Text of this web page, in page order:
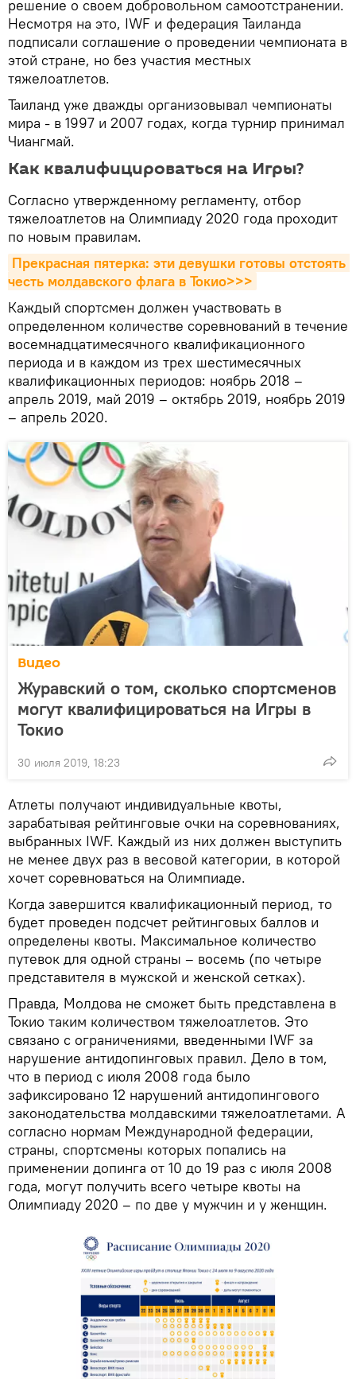
решение о своем добровольном самоотстранении.
Несмотря на это, IWF и федерация Таиланда
подписали соглашение о проведении чемпионата в
этой стране, но без участия местных
тяжелоатлетов.
Таиланд уже дважды организовывал чемпионаты
мира - в 1997 и 2007 годах, когда турнир принимал
Чиангмай.
Как квалифицироваться на Игры?
Согласно утвержденному регламенту, отбор
тяжелоатлетов на Олимпиаду 2020 года проходит
по новым правилам.
Прекрасная пятерка: эти девушки готовы отстоять
честь молдавского флага в Токио>>>
Каждый спортсмен должен участвовать в
определенном количестве соревнований в течение
восемнадцатимесячного квалификационного
периода и в каждом из трех шестимесячных
квалификационных периодов: ноябрь 2018 –
апрель 2019, май 2019 – октябрь 2019, ноябрь 2019
– апрель 2020.
Видео
Журавский о том, сколько спортсменов
могут квалифицироваться на Игры в
Токио
30 июля 2019, 18:23
Атлеты получают индивидуальные квоты,
зарабатывая рейтинговые очки на соревнованиях,
выбранных IWF. Каждый из них должен выступить
не менее двух раз в весовой категории, в которой
хочет соревноваться на Олимпиаде.
Когда завершится квалификационный период, то
будет проведен подсчет рейтинговых баллов и
определены квоты. Максимальное количество
путевок для одной страны – восемь (по четыре
представителя в мужской и женской сетках).
Правда, Молдова не сможет быть представлена в
Токио таким количеством тяжелоатлетов. Это
связано с ограничениями, введенными IWF за
нарушение антидопинговых правил. Дело в том,
что в период с июля 2008 года было
зафиксировано 12 нарушений антидопингового
законодательства молдавскими тяжелоатлетами. А
согласно нормам Международной федерации,
страны, спортсмены которых попались на
применении допинга от 10 до 19 раз с июля 2008
года, могут получить всего четыре квоты на
Олимпиаду 2020 – по две у мужчин и у женщин.